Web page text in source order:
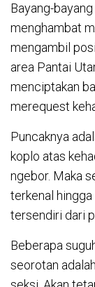
Bayang-
menghambat
mengambil
area Pantai
menciptakan
merequest
Puncaknya
koplo atas
ngebor. Maka
terkenal
tersendiri dari
Beberapa
seorotan